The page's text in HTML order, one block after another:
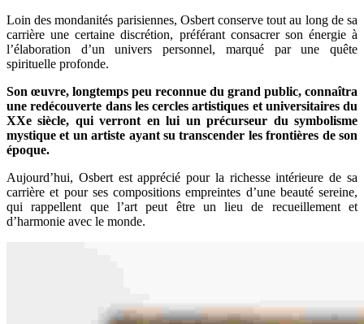
Loin des mondanités parisiennes, Osbert conserve tout au long de sa
carrière une certaine discrétion, préférant consacrer son énergie à
l’élaboration d’un univers personnel, marqué par une quête
spirituelle profonde.
Son œuvre, longtemps peu reconnue du grand public, connaîtra
une redécouverte dans les cercles artistiques et universitaires du
XXe siècle, qui verront en lui un précurseur du symbolisme
mystique et un artiste ayant su transcender les frontières de son
époque.
Aujourd’hui, Osbert est apprécié pour la richesse intérieure de sa
carrière et pour ses compositions empreintes d’une beauté sereine,
qui rappellent que l’art peut être un lieu de recueillement et
d’harmonie avec le monde.